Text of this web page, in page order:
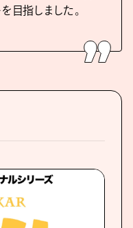
目指しました。